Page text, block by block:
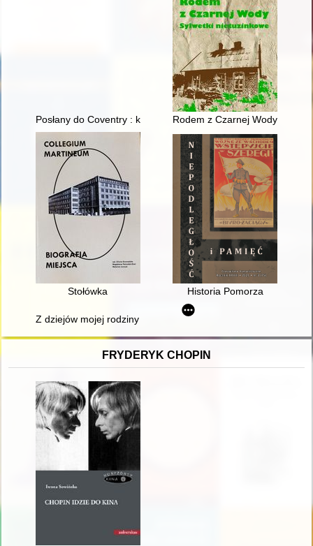
Posłany do Coventry : ksiądz prałat Celestyn Sowiński (1914-
Rodem z Czarnej Wody :
Stołówka Historia Pomorza
Z dziejów mojej rodziny : kompendium. T. 3 B,
FRYDERYK CHOPIN